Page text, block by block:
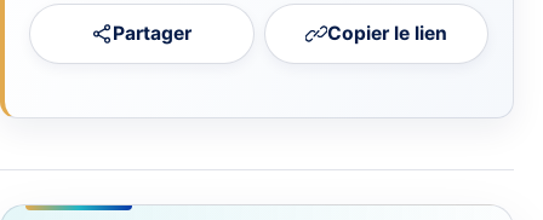
Partager Copier le lien